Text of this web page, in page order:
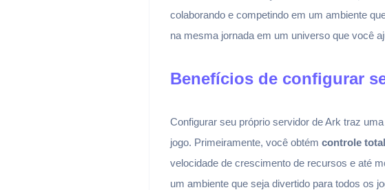
colaborando e competindo em um ambiente
na mesma jornada em um universo que você
Benefícios de configurar
Configurar seu próprio servidor de Ark traz
jogo. Primeiramente, você obtém controle total
velocidade de crescimento de recursos e até
um ambiente que seja divertido para todos os